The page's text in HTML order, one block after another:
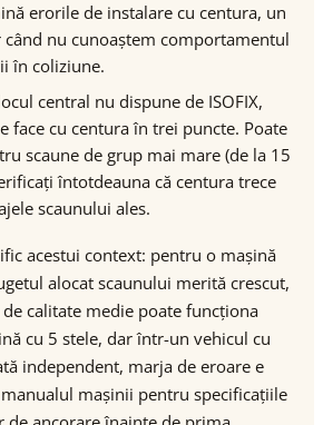
erorile de instalare cu centura, un
nu cunoaștem comportamentul
în coliziune.
central nu dispune de ISOFIX,
face cu centura în trei puncte. Poate
scaune de grup mai mare (de la 15
întotdeauna că centura trece
scaunului ales.
acestui context: pentru o mașină
alocat scaunului merită crescut,
calitate medie poate funcționa
cu 5 stele, dar într-un vehicul cu
independent, marja de eroare e
mașinii pentru specificațiile